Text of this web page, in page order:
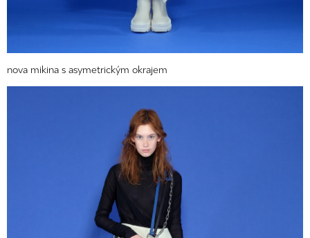
nova mikina s asymetrickým okrajem